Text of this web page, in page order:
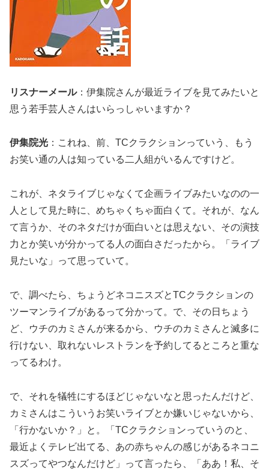
リスナーメール：伊集院さんが最近ライブを見てみたいと
思う若手芸人さんはいらっしゃいますか？
伊集院光 ：これね、前、TCクラクションっていう、もう
お笑い通の人は知っている二人組がいるんですけど。
これが、ネタライブじゃなくて企画ライブみたいなのの一
人として見た時に、めちゃくちゃ面白くて。それが、なん
て言うか、そのネタだけが面白いとは思えない、その演技
力とか笑いが分かってる人の面白さだったから。「ライブ
見たいな」って思っていて。
で、調べたら、ちょうどネコニスズとTCクラクションの
ツーマンライブがあるって分かって。で、その日ちょう
ど、ウチのカミさんが来るから、ウチのカミさんと滅多に
行けない、取れないレストランを予約してるところと重な
ってるわけ。
で、それを犠牲にするほどじゃないなと思ったんだけど、
カミさんはこういうお笑いライブとか嫌いじゃないから、
「行かないか？」と。「TCクラクションっていうのと、
最近よくテレビ出てる、あの赤ちゃんの感じがあるネコニ
スズってやつなんだけど」って言ったら、「ああ！私、そ